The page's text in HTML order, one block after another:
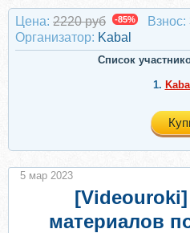
Цена: 2220 руб -85% Взнос:
Организатор: Kabal
Список
1. Kabal
материалов
5 мар 2023